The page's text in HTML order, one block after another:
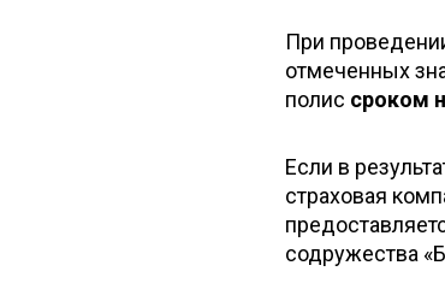
При
отмеченных
полис сроком
Если в
страховая
содружества